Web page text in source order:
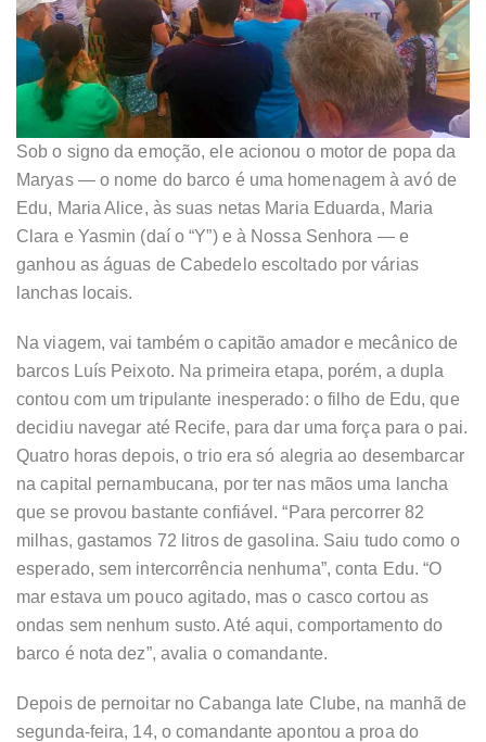
Sob o signo da emoção, ele acionou o motor de popa da
Maryas — o nome do barco é uma homenagem à avó de
Edu, Maria Alice, às suas netas Maria Eduarda, Maria
Clara e Yasmin (daí o “Y”) e à Nossa Senhora — e
ganhou as águas de Cabedelo escoltado por várias
lanchas locais.
Na viagem, vai também o capitão amador e mecânico de
barcos Luís Peixoto. Na primeira etapa, porém, a dupla
contou com um tripulante inesperado: o filho de Edu, que
decidiu navegar até Recife, para dar uma força para o pai.
Quatro horas depois, o trio era só alegria ao desembarcar
na capital pernambucana, por ter nas mãos uma lancha
que se provou bastante confiável. “Para percorrer 82
milhas, gastamos 72 litros de gasolina. Saiu tudo como o
esperado, sem intercorrência nenhuma”, conta Edu. “O
mar estava um pouco agitado, mas o casco cortou as
ondas sem nenhum susto. Até aqui, comportamento do
barco é nota dez”, avalia o comandante.
Depois de pernoitar no Cabanga Iate Clube, na manhã de
segunda-feira, 14, o comandante apontou a proa do